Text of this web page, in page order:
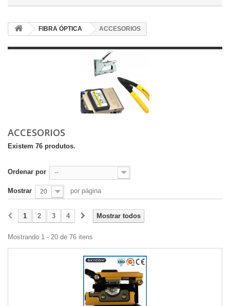
FIBRA ÓPTICA ACCESORIOS
ACCESORIOS
Existem 76 produtos.
Ordenar por --
Mostrar 20 por página
Mostrar todos
1 2 3 4
Mostrando 1 - 20 de 76 itens